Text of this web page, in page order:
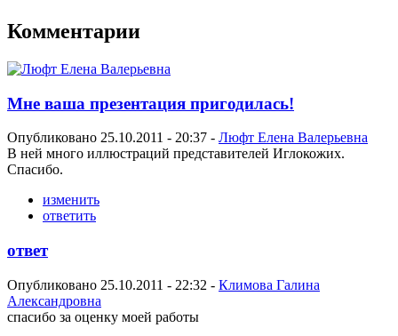
Комментарии
Мне ваша презентация пригодилась!
Опубликовано 25.10.2011 - 20:37 - Люфт Елена Валерьевна
В ней много иллюстраций представителей Иглокожих.
Спасибо.
изменить
ответить
ответ
Опубликовано 25.10.2011 - 22:32 - Климова Галина
Александровна
спасибо за оценку моей работы